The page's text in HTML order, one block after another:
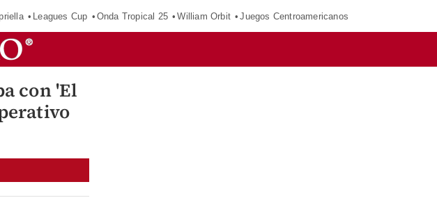
Leagues Cup Onda Tropical 25 William Orbit Juegos Centroamericanos
con 'El